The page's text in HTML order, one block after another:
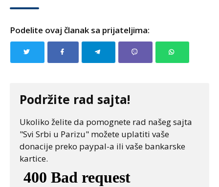
Podelite ovaj članak sa prijateljima:
Podržite rad sajta!
Ukoliko želite da pomognete rad našeg sajta
"Svi Srbi u Parizu" možete uplatiti vaše
donacije preko paypal-a ili vaše bankarske
kartice.